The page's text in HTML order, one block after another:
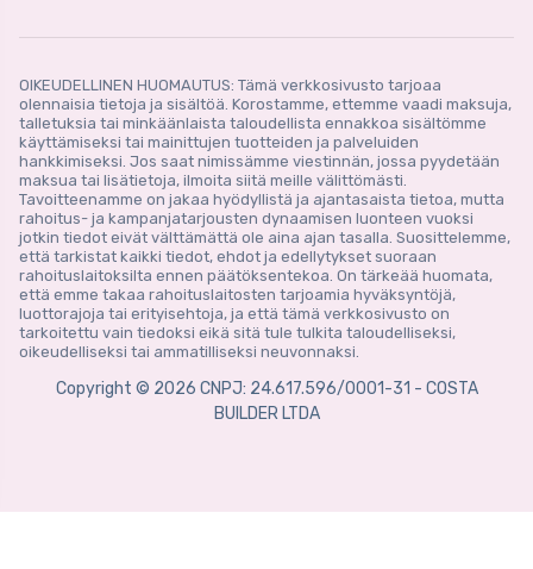
OIKEUDELLINEN HUOMAUTUS: Tämä verkkosivusto tarjoaa
olennaisia ​​tietoja ja sisältöä. Korostamme, ettemme vaadi maksuja,
talletuksia tai minkäänlaista taloudellista ennakkoa sisältömme
käyttämiseksi tai mainittujen tuotteiden ja palveluiden
hankkimiseksi. Jos saat nimissämme viestinnän, jossa pyydetään
maksua tai lisätietoja, ilmoita siitä meille välittömästi.
Tavoitteenamme on jakaa hyödyllistä ja ajantasaista tietoa, mutta
rahoitus- ja kampanjatarjousten dynaamisen luonteen vuoksi
jotkin tiedot eivät välttämättä ole aina ajan tasalla. Suosittelemme,
että tarkistat kaikki tiedot, ehdot ja edellytykset suoraan
rahoituslaitoksilta ennen päätöksentekoa. On tärkeää huomata,
että emme takaa rahoituslaitosten tarjoamia hyväksyntöjä,
luottorajoja tai erityisehtoja, ja että tämä verkkosivusto on
tarkoitettu vain tiedoksi eikä sitä tule tulkita taloudelliseksi,
oikeudelliseksi tai ammatilliseksi neuvonnaksi.
Copyright © 2026 CNPJ: 24.617.596/0001-31 - COSTA
BUILDER LTDA